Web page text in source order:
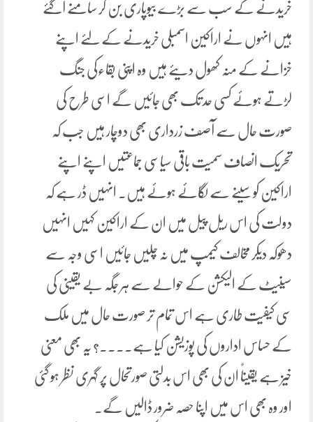
خریدنے کے سب سے بڑے بیوپاری بن کر سامنے آگئے
ہیں انہوں نے اراکین اسمبلی خریدنے کے لئے اپنے
خزانے کے منہ کھول دیئے ہیں وہ اپنی بقاءکی جنگ
لڑتے ہوئے کسی حد تک بھی جائیں گے اسی طرح کی
صورت حال سے آصف زرداری بھی دوچار ہیں جب کہ
تحریک انصاف سمیت باقی سیاسی جماعتیں اپنے اپنے
اراکین کو سینے سے لگائے ہوئے ہیں۔ انہیں ڈر ہے کہ
دولت کی اس ریل پیل میں ان کے اراکین کہیں انہیں
دھوکہ دیکر مخالف کیمپ میں نہ چلیں جائیں اسی وجہ سے
سینیٹ کے الیکشن کے حوالے سے ہر جگہ بے یقینی کی
سی کیفیت طاری ہے اس تمام تر صورت حال میں ملک
کے حساس اداروں کی پوزیشن کیا ہے۔۔۔۔؟ یہ بھی معنی
خیز ہے یقیناً ان کی بھی اس بدلتی صورتحال پر گہری نظر ہو گئی
اور وہ بھی اس میں اپنا حصہ ضرور ڈالیں گے۔